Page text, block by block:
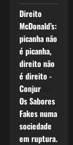
Direito
McDonald’s:
picanha não
é picanha,
direito não
é direito -
Conjurem
Os Sabores
Fakes numa
sociedade
em ruptura.